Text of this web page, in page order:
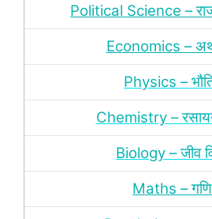
Political Science –
Economics –
Physics –
Chemistry –
Biology – जीव
Maths –